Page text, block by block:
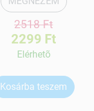
2518 Ft
2299 Ft
Elérhetõ
Kosárba teszem